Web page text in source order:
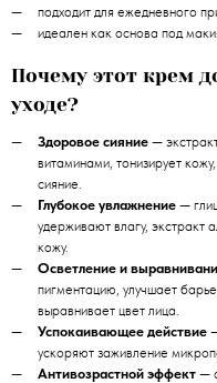
подходит для ежедневного
идеален как основа под
Почему этот крем
уходе?
Здоровое сияние —
витаминами, тонизирует
сияние.
Глубокое увлажнение —
удерживают влагу, экстракт
кожу.
Осветление и
пигментацию, улучшает
выравнивает цвет лица.
Успокаивающее действие
ускоряют заживление
Антивозрастной эффект —